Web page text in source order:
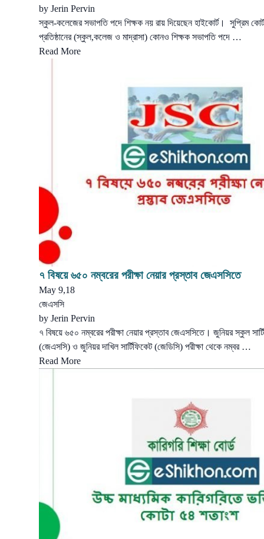
by Jerin Pervin
স্কুল-কলেজের সভাপতি পদে শিক্ষক নয় রায় দিয়েছেন হাইকোর্ট। সুপ্রিম কোর্ট
প্রতিষ্ঠানের (স্কুল,কলেজ ও মাদ্রাসা) কোনও শিক্ষক সভাপতি পদে …
Read More
৭ বিষয়ে ৬৫০ নম্বরের পরীক্ষা নেয়ার প্রস্তাব জেএসসিতে
May 9,18
জেএসসি
by Jerin Pervin
৭ বিষয়ে ৬৫০ নম্বরের পরীক্ষা নেয়ার প্রস্তাব জেএসসিতে। জুনিয়র স্কুল
(জেএসসি) ও জুনিয়র দাখিল সার্টিফিকেট (জেডিসি) পরীক্ষা থেকে নম্বর …
Read More